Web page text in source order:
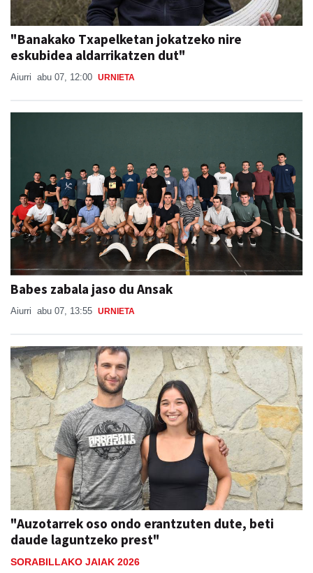
"Banakako Txapelketan jokatzeko nire
eskubidea aldarrikatzen dut"
Aiurri abu 07, 12:00 URNIETA
Babes zabala jaso du Ansak
Aiurri abu 07, 13:55 URNIETA
"Auzotarrek oso ondo erantzuten dute, beti
daude laguntzeko prest"
SORABILLAKO JAIAK 2026